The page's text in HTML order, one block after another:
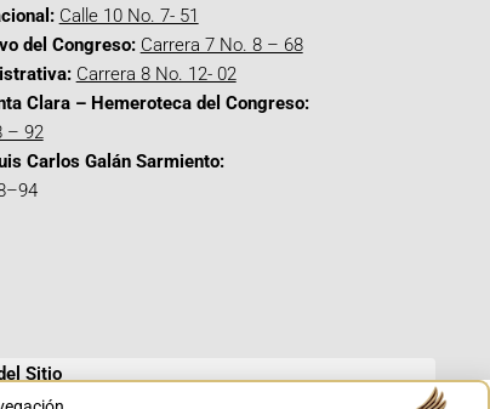
Calle 10 No. 7- 51
del Congreso: Carrera 7 No. 8 – 68
Carrera 8 No. 12- 02
Clara – Hemeroteca del Congreso:
– 92
Carlos Galán Sarmiento:
Sitio